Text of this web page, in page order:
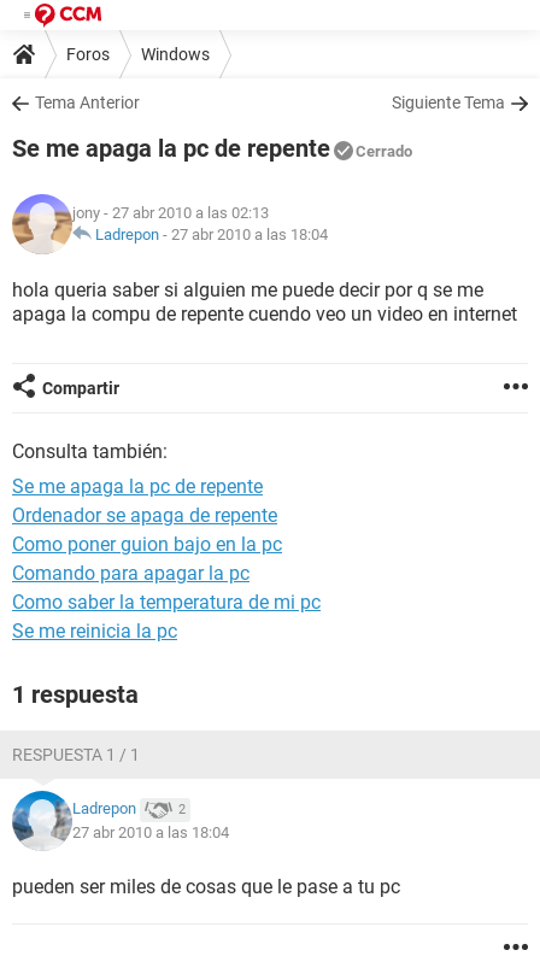
Foros Windows
Tema Anterior Siguiente Tema
Se me apaga la pc de repente Cerrado
jony - 27 abr 2010 a las 02:13
Ladrepon - 27 abr 2010 a las 18:04
hola queria saber si alguien me puede decir por q se me
apaga la compu de repente cuendo veo un video en internet
Compartir
Consulta también:
Se me apaga la pc de repente
Ordenador se apaga de repente
Como poner guion bajo en la pc
Comando para apagar la pc
Como saber la temperatura de mi pc
Se me reinicia la pc
1 respuesta
RESPUESTA 1 / 1
Ladrepon 2
27 abr 2010 a las 18:04
pueden ser miles de cosas que le pase a tu pc